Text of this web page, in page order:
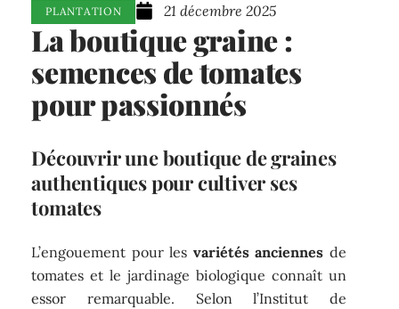
PLANTATION 21 décembre 2025
La boutique graine :
semences de tomates
pour passionnés
Découvrir une boutique de graines
authentiques pour cultiver ses
tomates
L’engouement pour les variétés anciennes de
tomates et le jardinage biologique connaît un
essor remarquable. Selon l’Institut de